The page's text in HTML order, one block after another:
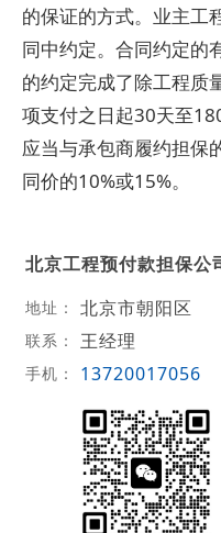
的保证的方式。业主工
同中约定。合同约定的
的约定完成了除工程质
项支付之日起30天至
应当与承包商履约担保
同价的10%或15%。
北京工程预付款担保公
地址： 北京市朝阳区
联系： 王经理
手机： 13720017056